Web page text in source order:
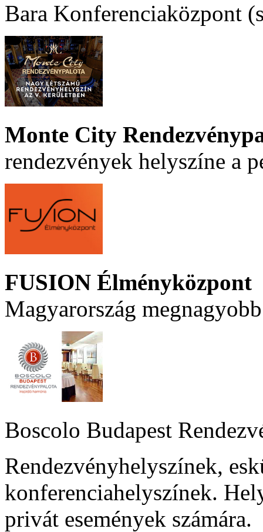
Bara Konferenciaközpont
Monte City
rendezvények helyszíne a
FUSION Élményközpont
Magyarország
Boscolo Budapest
Rendezvényhelyszínek,
konferenciahelyszínek.
privát események számára.